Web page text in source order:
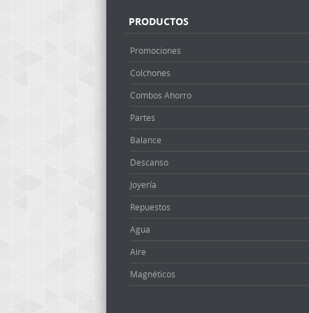
PRODUCTOS
Promociones
Colchones
Combos Ahorro
Partes
Balance
Descanso
Joyería
Repuestos
Agua
Aire
Magnéticos